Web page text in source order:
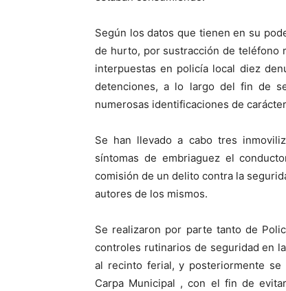
Según los datos que tienen en su
de hurto, por sustracción de teléfono
interpuestas en policía local diez
detenciones, a lo largo del fin de
numerosas identificaciones de
Se han llevado a cabo tres
síntomas de embriaguez el
comisión de un delito contra la
autores de los mismos.
Se realizaron por parte tanto de
controles rutinarios de seguridad en
al recinto ferial, y posteriormente
Carpa Municipal , con el fin de